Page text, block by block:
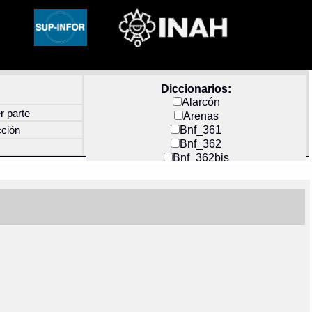
Diccionarios:
Alarcón
Arenas
Bnf_361
Bnf_362
Bnf_362bis
Docs_México
parte